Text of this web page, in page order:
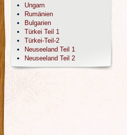
Ungarn
Rumänien
Bulgarien
Türkei Teil 1
Türkei-Teil-2
Neuseeland Teil 1
Neuseeland Teil 2